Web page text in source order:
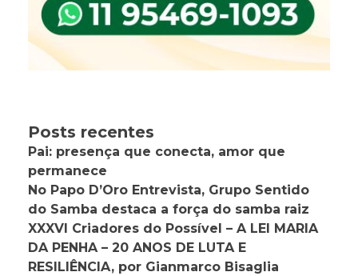
Posts recentes
Pai: presença que conecta, amor que
permanece
No Papo D’Oro Entrevista, Grupo Sentido
do Samba destaca a força do samba raiz
XXXVI Criadores do Possível – A LEI MARIA
DA PENHA – 20 ANOS DE LUTA E
RESILIÊNCIA, por Gianmarco Bisaglia